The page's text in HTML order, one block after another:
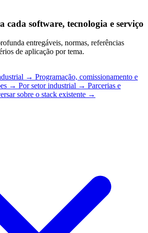
cada software, tecnologia e serviço
entregáveis, normas, referências
de aplicação por tema.
→ Programação, comissionamento e
→ Por setor industrial → Parcerias e
sobre o stack existente →